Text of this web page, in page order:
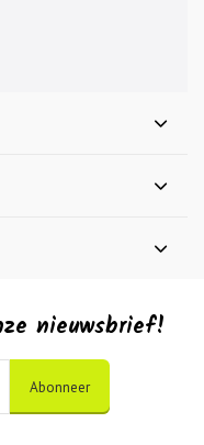
nieuwsbrief!
Abonneer